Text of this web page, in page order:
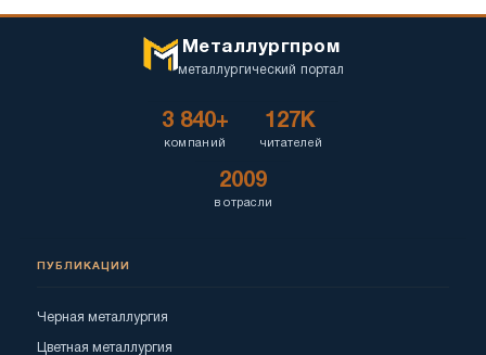
Металлургпром
металлургический портал
3 840+
компаний
127K
читателей
2009
в отрасли
ПУБЛИКАЦИИ
Черная металлургия
Цветная металлургия